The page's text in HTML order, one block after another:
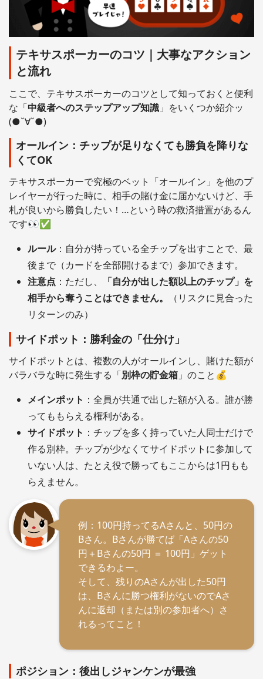
テキサスポーカーのコツ｜大事なアクション
と流れ
ここで、テキサスポーカーのコツとして知っておくと便利
な「中級者へのステップアップ知識 」をいくつか紹介ッ
(●ˇ∀ˇ●)
オールイン：チップが足りなくても勝負を降りな
くてOK
テキサスポーカーで究極のベット「オールイン」を他のプ
レイヤーが行った時に、相手の賭け金に届かないけど、手
札が良いから勝負したい！…という時の救済措置があるん
です👀✅
ルール：自分が持っている全チップを出すことで、最
後まで（カードを全部開けるまで）参加できます。
注意点 ：ただし、
「自分が出した額以上のチップ」を
相手から奪うことはできません。
（リスクに見合った
リターンのみ）
サイドポット：勝利金の「仕分け」
サイドポットとは、複数の人がオールインし、賭けた額が
バラバラな時に発生する「別枠の貯金箱 」のこと💰
メインポット ：全員が共通で出した額が入る。誰が勝
ってももらえる権利がある。
サイドポット ：チップを多く持っていた人同士だけで
作る別枠。チップが少なくてサイドポットに参加して
いない人は、たとえ役で勝ってもここからは1円もも
らえません。
例：100円持ってるAさんと、50円の
Bさん。Bさんが勝てば「Aさんの50
円＋Bさんの50円 ＝ 100円」ゲット
できるわよー。
そして、残りのAさんが出した50円
は、Bさんに勝つ権利がないのでAさ
んに返却（または別の参加者へ）さ
れるってこと！
ポジション：後出しジャンケンが最強